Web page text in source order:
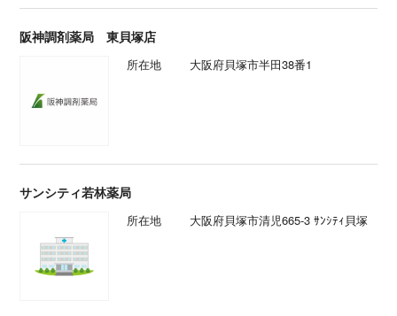
阪神調剤薬局 東貝塚店
所在地 大阪府貝塚市半田38番1
サンシティ若林薬局
所在地 大阪府貝塚市清児665-3 ｻﾝｼﾃｨ貝塚